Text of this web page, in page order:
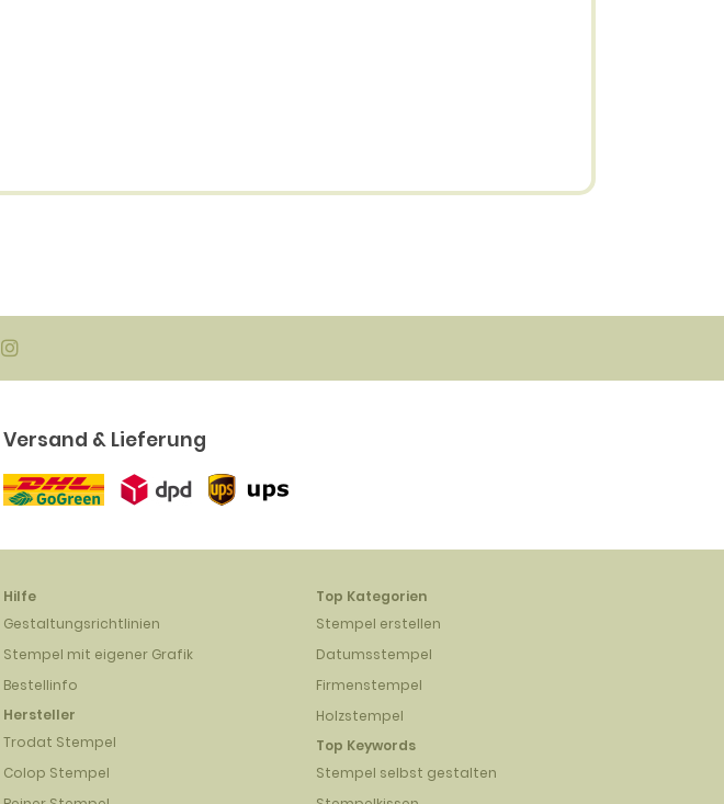
Versand & Lieferung
Hilfe
Gestaltungsrichtlinien
Stempel mit eigener Grafik
Bestellinfo
Hersteller
Trodat Stempel
Colop Stempel
Top Kategorien
Stempel erstellen
Datumsstempel
Firmenstempel
Holzstempel
Top Keywords
Stempel selbst gestalten